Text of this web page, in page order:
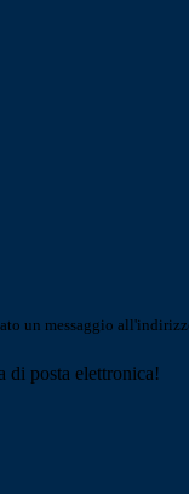
un messaggio
di posta elettronica!